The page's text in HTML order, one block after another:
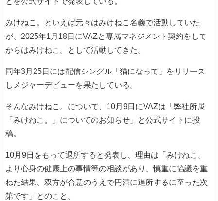
みけねこ。といえば元々はみけねこ名義で活動していた
が、2025年1月18日にVAZと専属マネジメント契約をして
からはみけねこ。として活動してきた。
同年3月25日には配信シングル「猫になって」をリリース
しメジャーデビューを果たしている。
そんなみけねこ。について、10月9日にVAZは「弊社所属
「みけねこ。」についてのお知らせ」と公式サイトに投
稿。
10月9日をもって退所すると発表し、理由は「みけねこ。
より心身の健康上の事情等の相談があり、慎重に協議を重
ねた結果、双方が合意のうえで円満に退所するに至った次
第です」とのこと。